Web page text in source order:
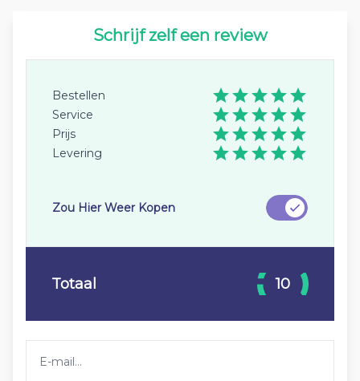
Schrijf zelf een review
Bestellen
Service
Prijs
Levering
Zou Hier Weer Kopen
Totaal 10